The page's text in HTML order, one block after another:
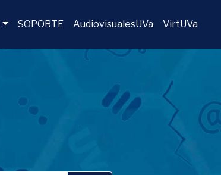
SOPORTE AudiovisualesUVa VirtUVa